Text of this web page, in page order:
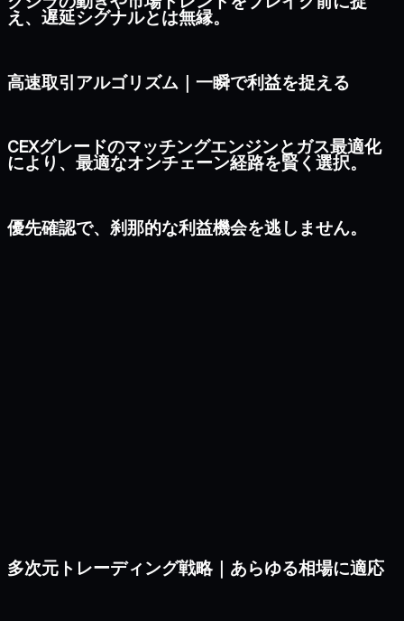
え、遅延シグナルとは無縁。
高速取引アルゴリズム｜一瞬で利益を捉える
CEXグレードのマッチングエンジンとガス最適化
により、最適なオンチェーン経路を賢く選択。
優先確認で、刹那的な利益機会を逃しません。
多次元トレーディング戦略｜あらゆる相場に適応